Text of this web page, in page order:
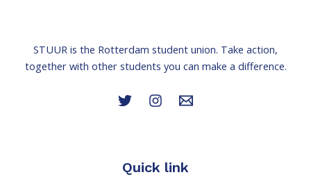
STUUR is the Rotterdam student union. Take action,
together with other students you can make a difference.
Quick link